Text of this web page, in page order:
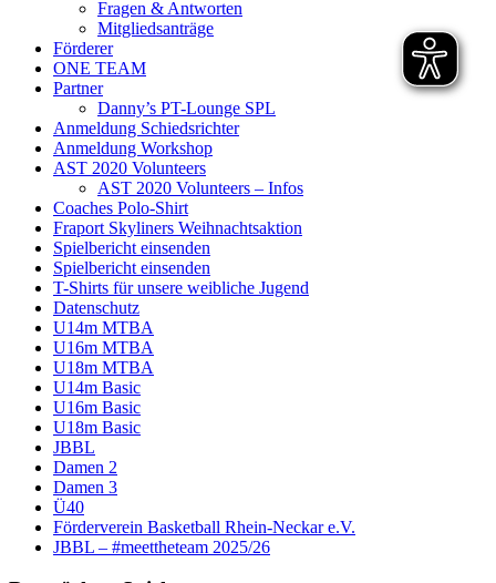
Fragen & Antworten
Mitgliedsanträge
Förderer
ONE TEAM
Partner
Danny’s PT-Lounge SPL
Anmeldung Schiedsrichter
Anmeldung Workshop
AST 2020 Volunteers
AST 2020 Volunteers – Infos
Coaches Polo-Shirt
Fraport Skyliners Weihnachtsaktion
Spielbericht einsenden
Spielbericht einsenden
T-Shirts für unsere weibliche Jugend
Datenschutz
U14m MTBA
U16m MTBA
U18m MTBA
U14m Basic
U16m Basic
U18m Basic
JBBL
Damen 2
Damen 3
Ü40
Förderverein Basketball Rhein-Neckar e.V.
JBBL – #meettheteam 2025/26